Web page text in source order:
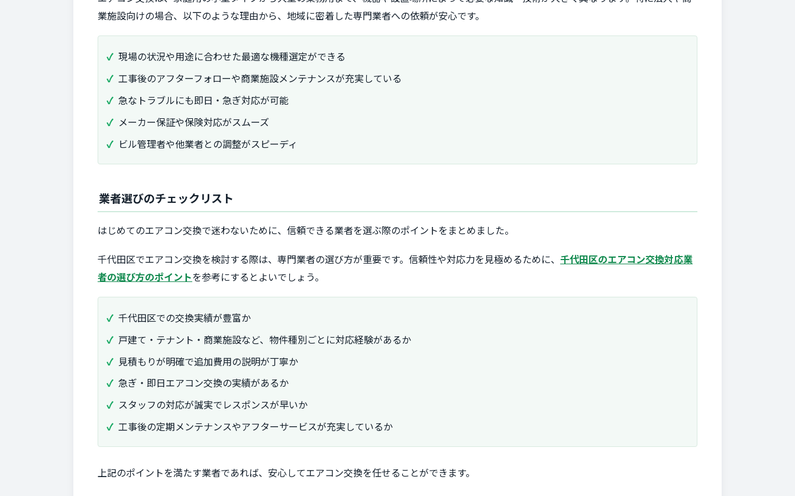
業施設向けの場合、以下のような理由から、地域に密着した専門業者への依頼が安心です。
現場の状況や用途に合わせた最適な機種選定ができる
工事後のアフターフォローや商業施設メンテナンスが充実している
急なトラブルにも即日・急ぎ対応が可能
メーカー保証や保険対応がスムーズ
ビル管理者や他業者との調整がスピーディ
業者選びのチェックリスト
はじめてのエアコン交換で迷わないために、信頼できる業者を選ぶ際のポイントをまとめました。
千代田区でエアコン交換を検討する際は、専門業者の選び方が重要です。信頼性や対応力を見極めるために、 千代田区のエアコン交換対応業
者の選び方のポイントを参考にするとよいでしょう。
千代田区での交換実績が豊富か
戸建て・テナント・商業施設など、物件種別ごとに対応経験があるか
見積もりが明確で追加費用の説明が丁寧か
急ぎ・即日エアコン交換の実績があるか
スタッフの対応が誠実でレスポンスが早いか
工事後の定期メンテナンスやアフターサービスが充実しているか
上記のポイントを満たす業者であれば、安心してエアコン交換を任せることができます。